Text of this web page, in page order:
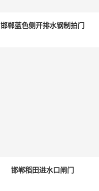
邯郸蓝色侧开排水钢制拍门
邯郸稻田进水口闸门